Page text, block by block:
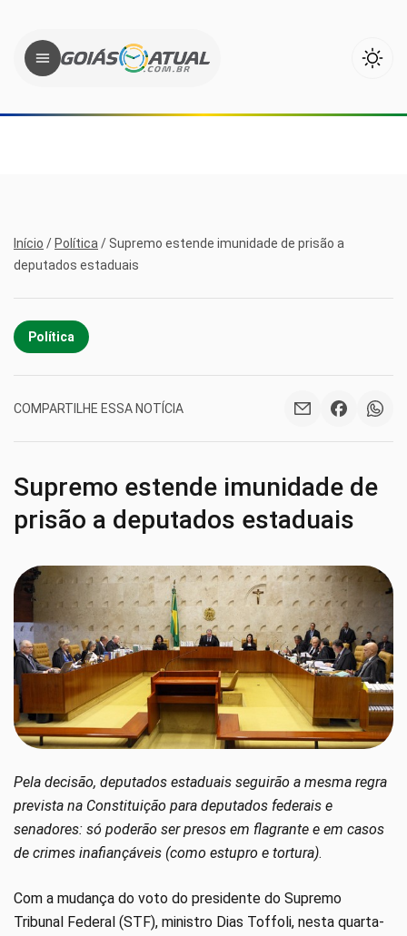
Início / Política / Supremo estende imunidade de prisão a
deputados estaduais
Política
COMPARTILHE ESSA NOTÍCIA
Supremo estende imunidade de
prisão a deputados estaduais
Pela decisão, deputados estaduais seguirão a mesma regra
prevista na Constituição para deputados federais e
senadores: só poderão ser presos em flagrante e em casos
de crimes inafiançáveis (como estupro e tortura).
Com a mudança do voto do presidente do Supremo
Tribunal Federal (STF), ministro Dias Toffoli, nesta quarta-